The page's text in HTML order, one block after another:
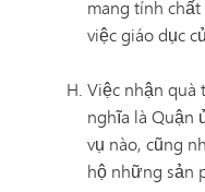
mang tính
việc giáo dục
Việc nhận quà
nghĩa là Quận
vụ nào, cũng
hộ những sản